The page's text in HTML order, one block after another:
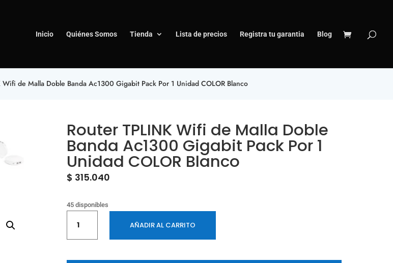
Inicio Quiénes Somos Tienda Lista de precios Registra tu garantia Blog
de Malla Doble Banda Ac1300 Gigabit Pack Por 1 Unidad COLOR Blanco
Router TPLINK Wifi de Malla Doble
Banda Ac1300 Gigabit Pack Por 1
Unidad COLOR Blanco
$ 315.040
45 disponibles
TPLINK
Wifi
AÑADIR AL CARRITO